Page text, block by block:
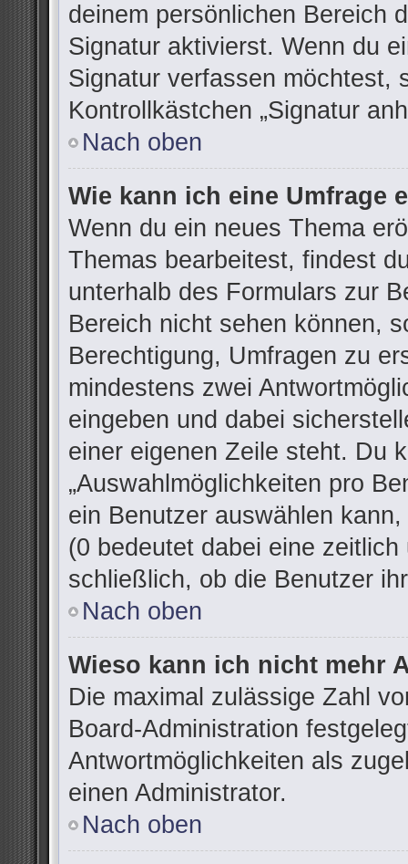
deinem persönlichen Bereich
Signatur aktivierst. Wenn du
Signatur verfassen möchtest,
Kontrollkästchen „Signatur
Nach oben
Wie kann ich eine Umfrage
Wenn du ein neues Thema
Themas bearbeitest, findest
unterhalb des Formulars zur
Bereich nicht sehen können,
Berechtigung, Umfragen zu
mindestens zwei
eingeben und dabei
einer eigenen Zeile steht. Du
„Auswahlmöglichkeiten pro
ein Benutzer auswählen
(0 bedeutet dabei eine
schließlich, ob die Benutzer
Nach oben
Wieso kann ich nicht mehr
Die maximal zulässige Zahl
Board-Administration
Antwortmöglichkeiten als
einen Administrator.
Nach oben